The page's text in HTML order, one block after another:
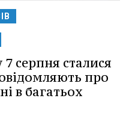
серпня сталися
про
в багатьох